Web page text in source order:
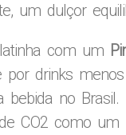
um dulçor
com um
drinks
no
CO2 como um